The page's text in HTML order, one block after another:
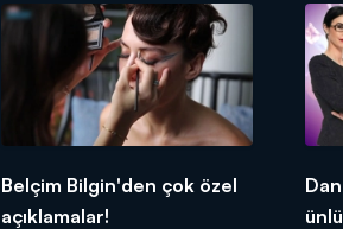
Belçim Bilgin'den çok özel
açıklamalar!